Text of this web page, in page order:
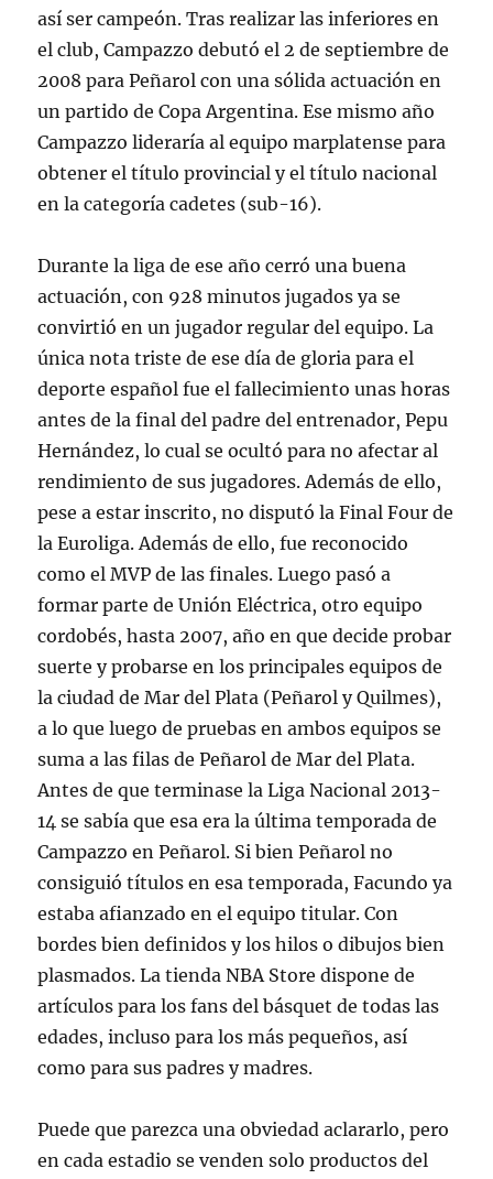
así ser campeón. Tras realizar las inferiores en
el club, Campazzo debutó el 2 de septiembre de
2008 para Peñarol con una sólida actuación en
un partido de Copa Argentina. Ese mismo año
Campazzo lideraría al equipo marplatense para
obtener el título provincial y el título nacional
en la categoría cadetes (sub-16).
Durante la liga de ese año cerró una buena
actuación, con 928 minutos jugados ya se
convirtió en un jugador regular del equipo. La
única nota triste de ese día de gloria para el
deporte español fue el fallecimiento unas horas
antes de la final del padre del entrenador, Pepu
Hernández, lo cual se ocultó para no afectar al
rendimiento de sus jugadores. Además de ello,
pese a estar inscrito, no disputó la Final Four de
la Euroliga. Además de ello, fue reconocido
como el MVP de las finales. Luego pasó a
formar parte de Unión Eléctrica, otro equipo
cordobés, hasta 2007, año en que decide probar
suerte y probarse en los principales equipos de
la ciudad de Mar del Plata (Peñarol y Quilmes),
a lo que luego de pruebas en ambos equipos se
suma a las filas de Peñarol de Mar del Plata.
Antes de que terminase la Liga Nacional 2013-
14 se sabía que esa era la última temporada de
Campazzo en Peñarol. Si bien Peñarol no
consiguió títulos en esa temporada, Facundo ya
estaba afianzado en el equipo titular. Con
bordes bien definidos y los hilos o dibujos bien
plasmados. La tienda NBA Store dispone de
artículos para los fans del básquet de todas las
edades, incluso para los más pequeños, así
como para sus padres y madres.
Puede que parezca una obviedad aclararlo, pero
en cada estadio se venden solo productos del